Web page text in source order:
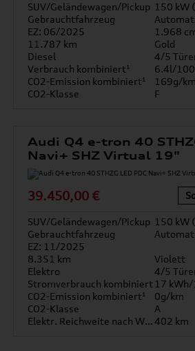
SUV/Geländewagen/Pickup 150 kW
Gebrauchtfahrzeug
EZ: 06/2025
1.968
11.787 km
Gold
Diesel
4/5
Verbrauch kombiniert¹
6.4l/
CO2-Emission kombiniert¹
169g/km
CO2-Klasse
F
Audi Q4 e-tron 40
Navi+ SHZ Virtual 19"
39.450,00 €
SUV/Geländewagen/Pickup 150 kW
Gebrauchtfahrzeug
EZ: 11/2025
8.351 km
Violett
Elektro
4/5
Stromverbrauch kombiniert 17
CO2-Emission kombiniert¹
0g/km
CO2-Klasse
A
Elektr. Reichweite nach WLTP*402 km